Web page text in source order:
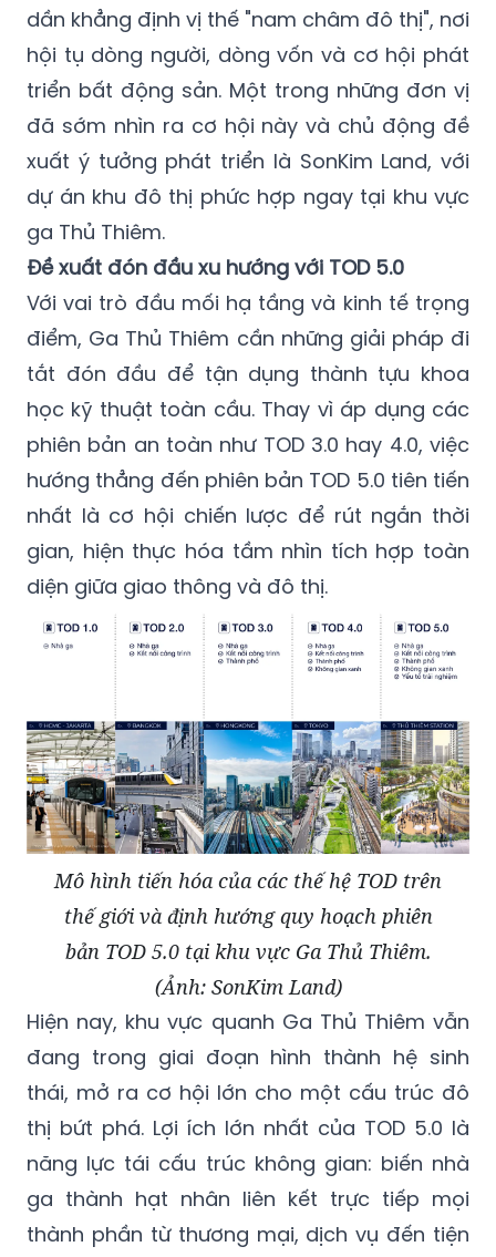
dần khẳng định vị thế "nam châm đô thị", nơi
hội tụ dòng người, dòng vốn và cơ hội phát
triển bất động sản. Một trong những đơn vị
đã sớm nhìn ra cơ hội này và chủ động đề
xuất ý tưởng phát triển là SonKim Land, với
dự án khu đô thị phức hợp ngay tại khu vực
ga Thủ Thiêm.
Đề xuất đón đầu xu hướng với TOD 5.0
Với vai trò đầu mối hạ tầng và kinh tế trọng
điểm, Ga Thủ Thiêm cần những giải pháp đi
tắt đón đầu để tận dụng thành tựu khoa
học kỹ thuật toàn cầu. Thay vì áp dụng các
phiên bản an toàn như TOD 3.0 hay 4.0, việc
hướng thẳng đến phiên bản TOD 5.0 tiên tiến
nhất là cơ hội chiến lược để rút ngắn thời
gian, hiện thực hóa tầm nhìn tích hợp toàn
diện giữa giao thông và đô thị.
Mô hình tiến hóa của các thế hệ TOD trên
thế giới và định hướng quy hoạch phiên
bản TOD 5.0 tại khu vực Ga Thủ Thiêm.
(Ảnh: SonKim Land)
Hiện nay, khu vực quanh Ga Thủ Thiêm vẫn
đang trong giai đoạn hình thành hệ sinh
thái, mở ra cơ hội lớn cho một cấu trúc đô
thị bứt phá. Lợi ích lớn nhất của TOD 5.0 là
năng lực tái cấu trúc không gian: biến nhà
ga thành hạt nhân liên kết trực tiếp mọi
thành phần từ thương mại, dịch vụ đến tiện